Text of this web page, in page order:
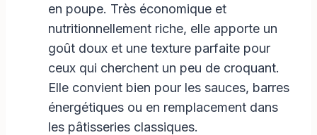
en poupe. Très économique et
nutritionnellement riche, elle apporte un
goût doux et une texture parfaite pour
ceux qui cherchent un peu de croquant.
Elle convient bien pour les sauces, barres
énergétiques ou en remplacement dans
les pâtisseries classiques.